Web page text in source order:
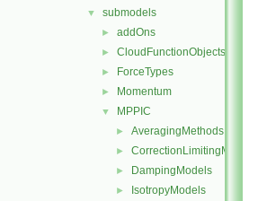
▼ submodels
► addOns
► CloudFunctionObjects
► ForceTypes
► Momentum
▼ MPPIC
► AveragingMethods
► CorrectionLimitingMethods
► DampingModels
► IsotropyModels